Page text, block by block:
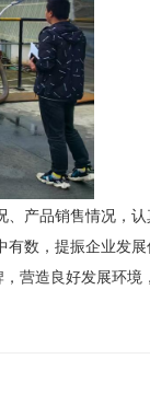
产品销售情况，
数，提振企业发展
营造良好发展环